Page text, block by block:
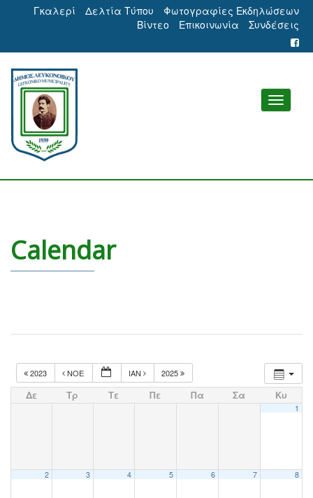
Γκαλερί Δελτία Τύπου
Φωτογραφίες Εκδηλώσεων
Βίντεο
Επικοινωνία Συνδέσεις
Calendar
2023 ΝΟΈ ΙΑΝ 2025
Δε Τρ Τε Πε Πα Σα Κυ
1
2 3 4 5 6 7 8